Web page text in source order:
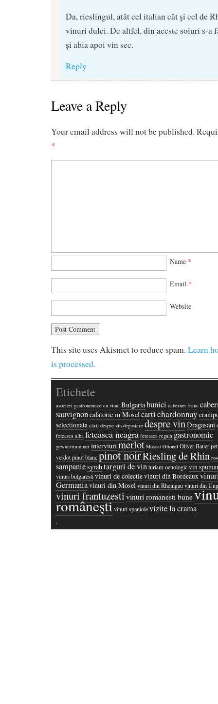
Da, rieslingul, atât cel italian cât şi cel de
vinuri dulci. De altfel, din aceste soiuri s-a
şi abia apoi vin sec.
Reply
Leave a Reply
Your email address will not be published.
*
Name *
Email *
Website
This site uses Akismet to reduce spam. Learn
is processed.
Etichete
asocieri gastronomice cu vinul Bulgariabunici cabernet franc
sauvignoncalatorie in Moselcartichardonnay
selectionata cărti despre vin degustare despre vinDragasani
feteasca alba feteasca neagra feteasca regala gastronomie
gewurztraminer interviurimerlot Muscat Ottonel Oliver Bauer
verdotpinot blancpinot noirRiesling de Rhin
sampaniesyrahtarguri de vinturism oenologicvin
vinuri bulgarestivinuri de colectievinuri din Bordeaux
Germaniavinuri din Moselvinuri din Rheingauvinuri din
vinuri frantuzesti vinuri romanesti bune
româneştivinuri spaniolevizite la crama
·